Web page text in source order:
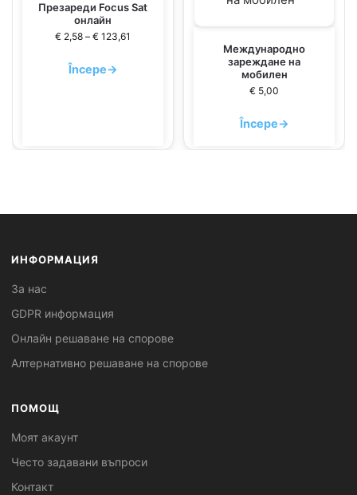
Презареди Focus Sat
онлайн
€ 2,58 – € 123,61
Începe→
Международно
зареждане на
мобилен
€ 5,00
Începe→
ИНФОРМАЦИЯ
За нас
GDPR информация
Онлайн решаване на спорове
Алтернативно решаване на спорове
ПОМОЩ
Моят акаунт
Често задавани въпроси
Контакт